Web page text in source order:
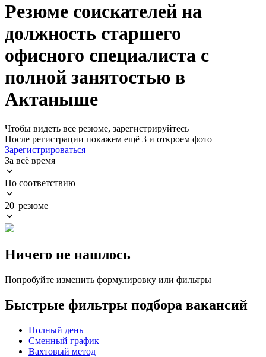
Резюме соискателей на
должность старшего
офисного специалиста с
полной занятостью в
Актаныше
Чтобы видеть все резюме, зарегистрируйтесь
После регистрации покажем ещё 3 и откроем фото
Зарегистрироваться
За всё время
По соответствию
20 резюме
Ничего не нашлось
Попробуйте изменить формулировку или фильтры
Быстрые фильтры подбора вакансий
Полный день
Сменный график
Вахтовый метод